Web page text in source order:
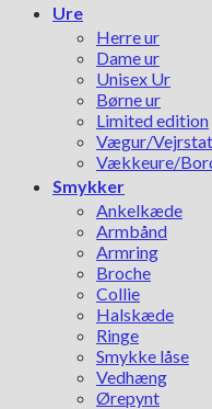
Ure
Herre ur
Dame ur
Unisex Ur
Børne ur
Limited edition
Vægur/
Vækkeure/
Smykker
Ankelkæde
Armbånd
Armring
Broche
Collie
Halskæde
Ringe
Smykke låse
Vedhæng
Ørepynt